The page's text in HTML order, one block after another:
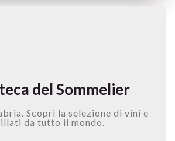
del Sommelier
Scopri la selezione di vini e
da tutto il mondo.